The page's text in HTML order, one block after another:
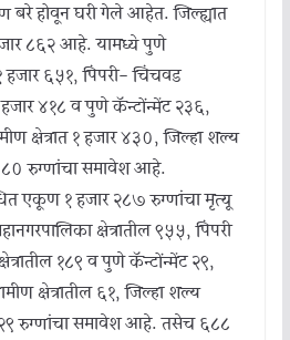
बरे होवून घरी गेले आहेत. जिल्ह्यात
८६२ आहे. यामध्ये पुणे
हजार ६५१, पिंपरी- चिंचवड
हजार ४१८ व पुणे कॅन्टोंन्मेंट २३६,
क्षेत्रात १ हजार ४३०, जिल्हा शल्य
रुग्णांचा समावेश आहे.
एकूण १ हजार २८७ रुग्णांचा मृत्यू
क्षेत्रातील ९५५, पिंपरी
१८९ व पुणे कॅन्टोंन्मेंट २९,
क्षेत्रातील ६१, जिल्हा शल्य
रुग्णांचा समावेश आहे. तसेच ६८८